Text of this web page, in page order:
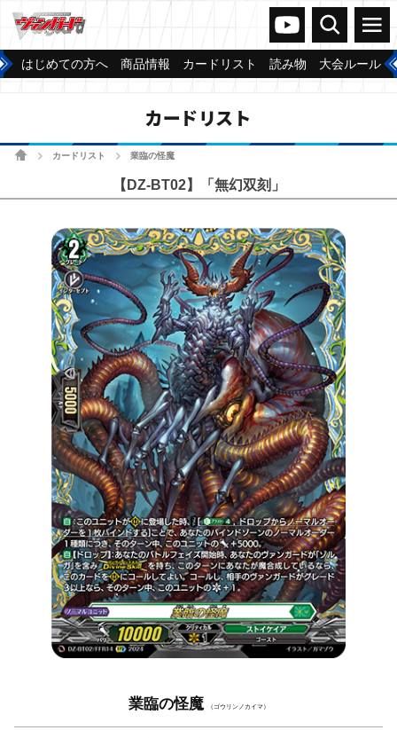
ヴァンガードch
検索 メニュー
はじめての方へ 商品情報 カードリスト 読み物 大会ルール
カードリスト
ホームカードリスト 業臨の怪魔
【DZ-BT02】「無幻双刻」
業臨の怪魔 （ゴウリンノカイマ）